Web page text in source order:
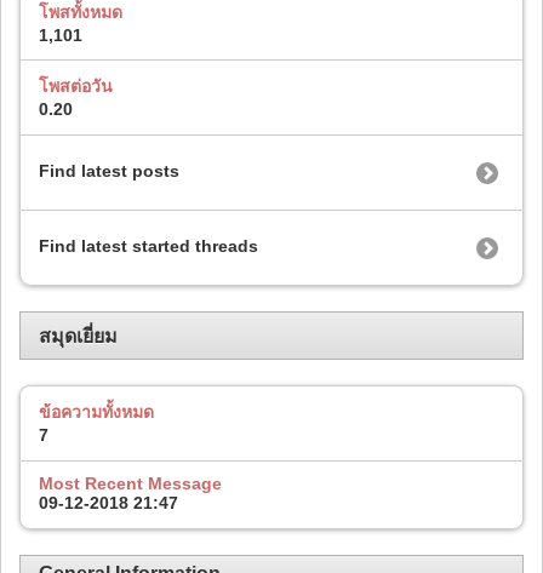
โพสทั้งหมด
1,101
โพสต่อวัน
0.20
Find latest posts
Find latest started threads
สมุดเยี่ยม
ข้อความทั้งหมด
7
Most Recent Message
09-12-2018 21:47